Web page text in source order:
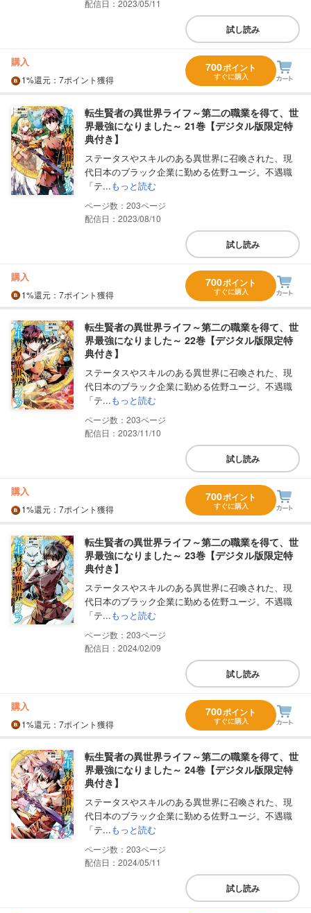
配信日：2023/05/11
試し読み
購入
1%還元 ：7ポイント獲得
700ポイント
すぐに購入
転生賢者の異世界ライフ～第二の職業を得て、世
界最強になりました～ 21巻【デジタル版限定特
典付き】
ステータスやスキルのある異世界に召喚された、現
代日本のブラック企業に勤める佐野ユージ。不遇職
「テ...もっと読む
203
配信日：2023/08/10
試し読み
購入
1%還元 ：7ポイント獲得
700ポイント
すぐに購入
転生賢者の異世界ライフ～第二の職業を得て、世
界最強になりました～ 22巻【デジタル版限定特
典付き】
ステータスやスキルのある異世界に召喚された、現
代日本のブラック企業に勤める佐野ユージ。不遇職
「テ...もっと読む
203
配信日：2023/11/10
試し読み
購入
1%還元 ：7ポイント獲得
700ポイント
すぐに購入
転生賢者の異世界ライフ～第二の職業を得て、世
界最強になりました～ 23巻【デジタル版限定特
典付き】
ステータスやスキルのある異世界に召喚された、現
代日本のブラック企業に勤める佐野ユージ。不遇職
「テ...もっと読む
203
配信日：2024/02/09
試し読み
購入
1%還元 ：7ポイント獲得
700ポイント
すぐに購入
転生賢者の異世界ライフ～第二の職業を得て、世
界最強になりました～ 24巻【デジタル版限定特
典付き】
ステータスやスキルのある異世界に召喚された、現
代日本のブラック企業に勤める佐野ユージ。不遇職
「テ...もっと読む
203
配信日：2024/05/11
試し読み